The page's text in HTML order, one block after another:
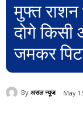
मुफ्त
दोगे किसी
जमकर
By असल न्यूज May